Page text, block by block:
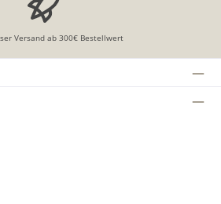
Versand ab 300€ Bestellwert